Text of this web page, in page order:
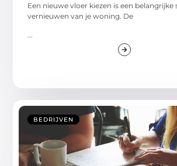
Een nieuwe vloer kiezen is een belangrijke
vernieuwen van je woning. De
...
BEDRIJVEN